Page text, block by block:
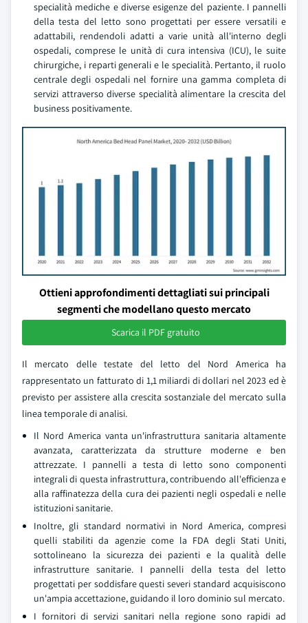
specialità mediche e diverse esigenze del paziente. I pannelli
della testa del letto sono progettati per essere versatili e
adattabili, rendendoli adatti a varie unità all'interno degli
ospedali, comprese le unità di cura intensiva (ICU), le suite
chirurgiche, i reparti generali e le specialità. Pertanto, il ruolo
centrale degli ospedali nel fornire una gamma completa di
servizi attraverso diverse specialità alimentare la crescita del
business positivamente.
Ottieni approfondimenti dettagliati sui principali
segmenti che modellano questo mercato
Scarica il PDF gratuito
Il mercato delle testate del letto del Nord America ha
rappresentato un fatturato di 1,1 miliardi di dollari nel 2023 ed è
previsto per assistere alla crescita sostanziale del mercato sulla
linea temporale di analisi.
Il Nord America vanta un'infrastruttura sanitaria altamente
avanzata, caratterizzata da strutture moderne e ben
attrezzate. I pannelli a testa di letto sono componenti
integrali di questa infrastruttura, contribuendo all'efficienza e
alla raffinatezza della cura dei pazienti negli ospedali e nelle
istituzioni sanitarie.
Inoltre, gli standard normativi in Nord America, compresi
quelli stabiliti da agenzie come la FDA degli Stati Uniti,
sottolineano la sicurezza dei pazienti e la qualità delle
infrastrutture sanitarie. I pannelli della testa del letto
progettati per soddisfare questi severi standard acquisiscono
un'ampia accettazione, guidando il loro dominio sul mercato.
I fornitori di servizi sanitari nella regione sono rapidi ad